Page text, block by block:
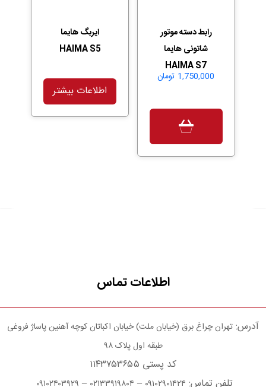
رابط دسته موتور
شاتونی هایما
HAIMA S7
1,750,000 تومان
ایربگ هایما
HAIMA S5
اطلاعات بیشتر
اطلاعات تماس
آدرس: تهران چراغ برق (خیابان ملت) خیابان اکباتان کوچه آهنین پاساژ فروغی
طبقه اول پلاک ۹۸
کد پستی ۱۱۴۳۷۵۳۶۵۵
تلفن تماس: ۰۹۱۰۲۹۰۱۴۲۴ – ۰۲۱۳۳۹۱۹۸۰۴ – ۰۹۱۰۲۴۰۳۹۲۹